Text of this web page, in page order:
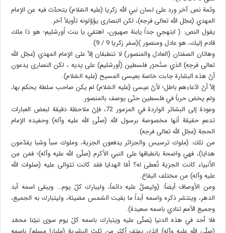
وثمة نص آخر ورد على لسان نبي الله زكريا (عليه السّلام) يتحدّث فيه عن الإمام
المهدي (عجّل الله تعالى فرجه)، لكن النصارى يؤوّلونه تأويلاً آخر.
يقول النص: ( ابتهجي جداً يابنة صهيون، اهتفي يا بنت اُورشليم؛ هو ذا ملك
قادم إليك، هو عادل ومنصور )(سفر زكريا 9 / 9).
وهاتان الصفتان (العادل والمنصور) لا تنطبقان إلاّ على الإمام المهدي (عجّل الله
تعالى فرجه) الذي ستُحرّر فلسطين (اُورشليم) على يديه ، لكن النصارى يدعون
أنّ هذه البشارة جاءت خاصة بعيسى المسيح (عليه السّلام).
إلاّ أنّ ادّعاءهم باطل؛ لأنّ عيسى (عليه السّلام) لم يكن صاحب سلطة يحكم بها،
ولم يخض حرباً في فلسطين حتّى يوصف بالمنصور.
وعودة إلى البشائر الواردة في المزمور 72، فإنّ ملاحظة دقيقة لبعض العبارات
تدعم حقيقة أنها مخصوصة برسول الله (صلّى الله عليه وآله) وحفيده الإمام
الحجة (عجّل الله تعالى فرجه).
من تلك: (ملوك ترسيس والجزائر يدفعون الجزية، وملوك سبأ وشبا يقدّمون
هدايا)، فهي واضحة بانطباقها على النبي الأكرم (صلّى الله عليه وآله)؛ فمَن مِن
الأنبياء كانت الجزية تُعطى له؟ أمّا الهدايا فقد كانت تتوالى عليه (صلوات الله
عليه وآله) من مختلف البقاع.
ومن الأوصاف أيضاً: (وليصلَّ عليه دائماً، وليبارك كلّ يوم… ويبقى اسمه أبد
الدهر، وينتشر ذكره واسمه أبداً ما بقيت الشمس مضيئة، وليتبارك به الجميع،
وجميع الاُمم تنادي باسمه سعيدة).
فلا أحد في هذه الدنيا يُصلّى عليه ويتبارك باسمه كلّ يوم سوى نبيّنا محمّد